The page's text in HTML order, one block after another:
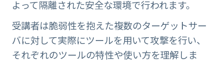
よって隔離された安全な環境で行われます。
受講者は脆弱性を抱えた複数のターゲットサー
バに対して実際にツールを用いて攻撃を行い、
それぞれのツールの特性や使い方を理解しま